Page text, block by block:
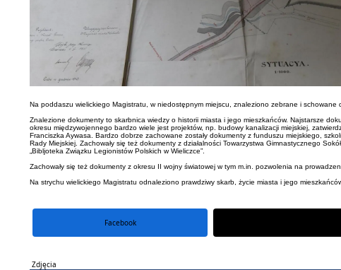
Na poddaszu wielickiego Magistratu, w niedostępnym miejscu, znaleziono zebrane i schowane
Znalezione dokumenty to skarbnica wiedzy o historii miasta i jego mieszkańców. Najstarsze
okresu międzywojennego bardzo wiele jest projektów, np. budowy kanalizacji miejskiej,
Franciszka Aywasa. Bardzo dobrze zachowane zostały dokumenty z funduszu miejskiego,
Rady Miejskiej. Zachowały się też dokumenty z działalności Towarzystwa Gimnastycznego
„Bibljoteka Związku Legionistów Polskich w Wieliczce”.
Zachowały się też dokumenty z okresu II wojny światowej w tym m.in. pozwolenia na
Na strychu wielickiego Magistratu odnaleziono prawdziwy skarb, życie miasta i jego
Facebook
Zdjęcia